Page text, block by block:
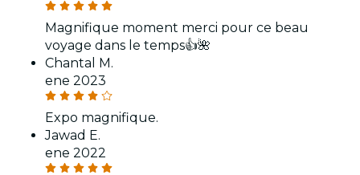
Magnifique moment merci pour ce beau
voyage dans le temps👍🌺
Chantal M.
ene 2023
Expo magnifique.
Jawad E.
ene 2022